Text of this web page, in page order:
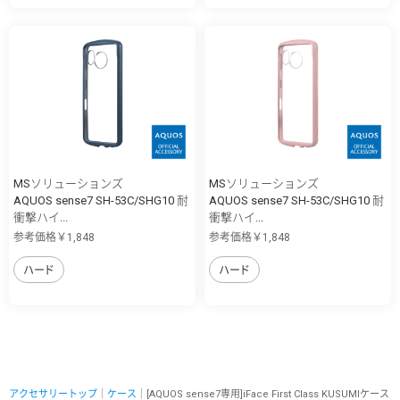
MSソリューションズ
AQUOS sense7 SH-53C/SHG10 耐
衝撃ハイ...
参考価格￥1,848
ハード
MSソリューションズ
AQUOS sense7 SH-53C/SHG10 耐
衝撃ハイ...
参考価格￥1,848
ハード
アクセサリートップ ケース ｜[AQUOS sense7専用]iFace First Class KUSUMIケース